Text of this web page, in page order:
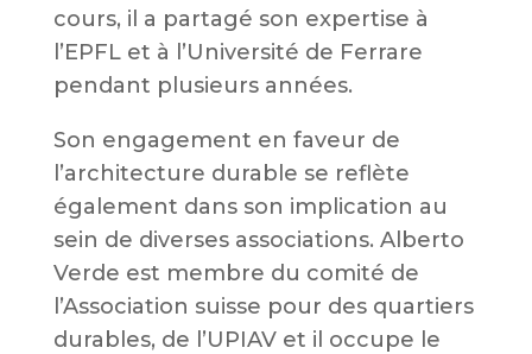
cours, il a partagé son expertise à
l’EPFL et à l’Université de Ferrare
pendant plusieurs années.
Son engagement en faveur de
l’architecture durable se reflète
également dans son implication au
sein de diverses associations. Alberto
Verde est membre du comité de
l’Association suisse pour des quartiers
durables, de l’UPIAV et il occupe le